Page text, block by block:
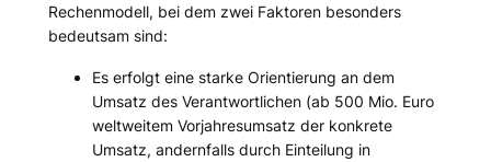
Rechenmodell, bei dem zwei Faktoren besonders
bedeutsam sind:
Es erfolgt eine starke Orientierung an dem
Umsatz des Verantwortlichen (ab 500 Mio. Euro
weltweitem Vorjahresumsatz der konkrete
Umsatz, andernfalls durch Einteilung in